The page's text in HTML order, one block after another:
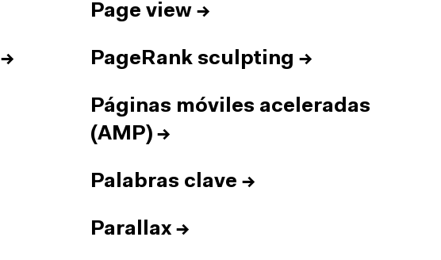
→
Page view →
PageRank sculpting →
Páginas móviles aceleradas
(AMP) →
Palabras clave →
Parallax →